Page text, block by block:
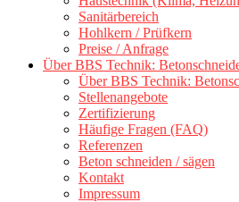
Sanitärbereich
Hohlkern / Prüfkern
Preise / Anfrage
Über BBS Technik:
Über BBS Technik:
Stellenangebote
Zertifizierung
Häufige Fragen (FAQ)
Referenzen
Beton schneiden / sägen
Kontakt
Impressum